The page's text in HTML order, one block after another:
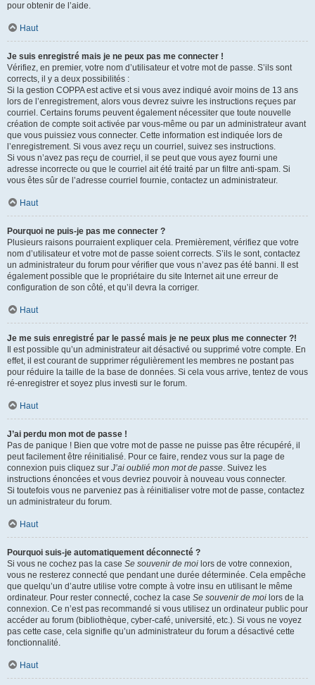
pour obtenir de l’aide.
Haut
Je suis enregistré mais je ne peux pas me connecter !
Vérifiez, en premier, votre nom d’utilisateur et votre mot de passe. S’ils sont
corrects, il y a deux possibilités :
Si la gestion COPPA est active et si vous avez indiqué avoir moins de 13 ans
lors de l’enregistrement, alors vous devrez suivre les instructions reçues par
courriel. Certains forums peuvent également nécessiter que toute nouvelle
création de compte soit activée par vous-même ou par un administrateur avant
que vous puissiez vous connecter. Cette information est indiquée lors de
l’enregistrement. Si vous avez reçu un courriel, suivez ses instructions.
Si vous n’avez pas reçu de courriel, il se peut que vous ayez fourni une
adresse incorrecte ou que le courriel ait été traité par un filtre anti-spam. Si
vous êtes sûr de l’adresse courriel fournie, contactez un administrateur.
Haut
Pourquoi ne puis-je pas me connecter ?
Plusieurs raisons pourraient expliquer cela. Premièrement, vérifiez que votre
nom d’utilisateur et votre mot de passe soient corrects. S’ils le sont, contactez
un administrateur du forum pour vérifier que vous n’avez pas été banni. Il est
également possible que le propriétaire du site Internet ait une erreur de
configuration de son côté, et qu’il devra la corriger.
Haut
Je me suis enregistré par le passé mais je ne peux plus me connecter ?!
Il est possible qu’un administrateur ait désactivé ou supprimé votre compte. En
effet, il est courant de supprimer régulièrement les membres ne postant pas
pour réduire la taille de la base de données. Si cela vous arrive, tentez de vous
ré-enregistrer et soyez plus investi sur le forum.
Haut
J’ai perdu mon mot de passe !
Pas de panique ! Bien que votre mot de passe ne puisse pas être récupéré, il
peut facilement être réinitialisé. Pour ce faire, rendez vous sur la page de
connexion puis cliquez sur J’ai oublié mon mot de passe. Suivez les
instructions énoncées et vous devriez pouvoir à nouveau vous connecter.
Si toutefois vous ne parveniez pas à réinitialiser votre mot de passe, contactez
un administrateur du forum.
Haut
Pourquoi suis-je automatiquement déconnecté ?
Si vous ne cochez pas la case Se souvenir de moi lors de votre connexion,
vous ne resterez connecté que pendant une durée déterminée. Cela empêche
que quelqu’un d’autre utilise votre compte à votre insu en utilisant le même
ordinateur. Pour rester connecté, cochez la case Se souvenir de moi lors de la
connexion. Ce n’est pas recommandé si vous utilisez un ordinateur public pour
accéder au forum (bibliothèque, cyber-café, université, etc.). Si vous ne voyez
pas cette case, cela signifie qu’un administrateur du forum a désactivé cette
fonctionnalité.
Haut